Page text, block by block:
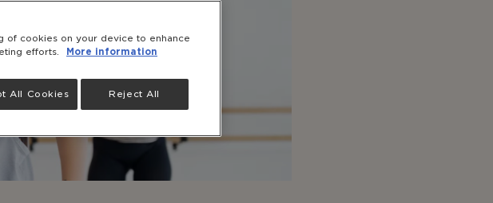
of cookies on your device to enhance
efforts.
More information
Reject All
All Cookies